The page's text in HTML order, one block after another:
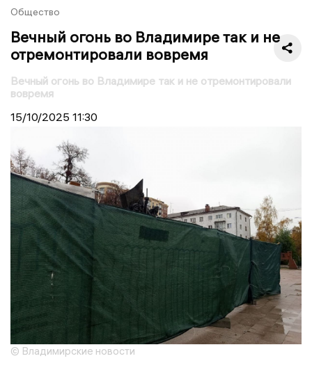
Общество
Вечный огонь во Владимире так и не
отремонтировали вовремя
Вечный огонь во Владимире так и не отремонтировали
вовремя
15/10/2025 11:30
© Владимирские новости